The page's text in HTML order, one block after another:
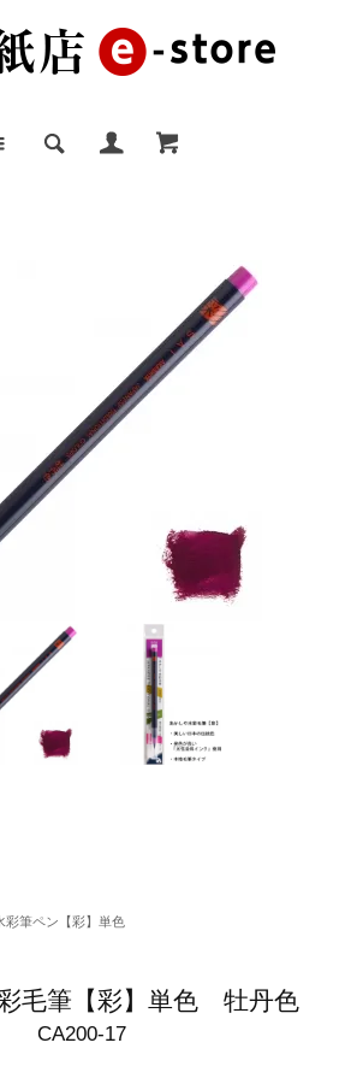
彩筆ペン【彩】単色
毛筆【彩】単色 牡丹色
CA200-17